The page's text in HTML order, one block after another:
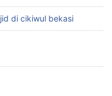
di cikiwul bekasi